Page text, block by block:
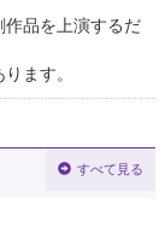
作品を上演するだ
ます。
すべて見る